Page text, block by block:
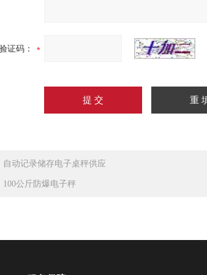
证码：
自动记录储存电子桌秤供应
100公斤防爆电子秤